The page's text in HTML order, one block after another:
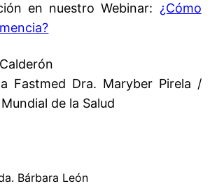
en nuestro Webinar: ¿Cómo
Fastmed Dra. Maryber Pirela /
de la Salud
Bárbara León